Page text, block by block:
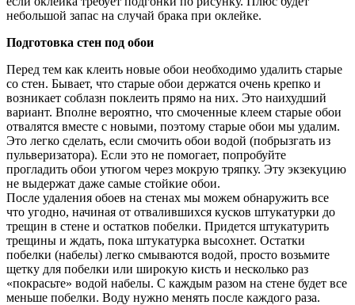
небольшой запас на случай брака при оклейке.
Подготовка стен под обои
Перед тем как клеить новые обои необходимо удалить старые
со стен. Бывает, что старые обои держатся очень крепко и
возникает соблазн поклеить прямо на них. Это наихудший
вариант. Вполне вероятно, что смоченные клеем старые обои
отвалятся вместе с новыми, поэтому старые обои мы удалим.
Это легко сделать, если смочить обои водой (побрызгать из
пульверизатора). Если это не помогает, попробуйте
прогладить обои утюгом через мокрую тряпку. Эту экзекуцию
не выдержат даже самые стойкие обои.
После удаления обоев на стенах мы можем обнаружить все
что угодно, начиная от отвалившихся кусков штукатурки до
трещин в стене и остатков побелки. Придется штукатурить
трещины и ждать, пока штукатурка высохнет. Остатки
побелки (набелы) легко смываются водой, просто возьмите
щетку для побелки или широкую кисть и несколько раз
«покрасьте» водой набелы. С каждым разом на стене будет все
меньше побелки. Воду нужно менять после каждого раза.